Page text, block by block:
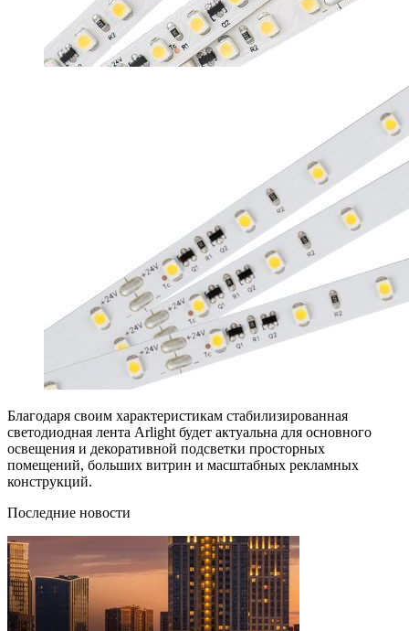
Благодаря своим характеристикам стабилизированная
светодиодная лента Arlight будет актуальна для основного
освещения и декоративной подсветки просторных
помещений, больших витрин и масштабных рекламных
конструкций.
Последние новости